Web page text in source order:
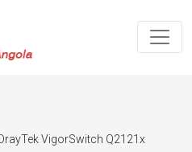
VigorSwitch Q2121x